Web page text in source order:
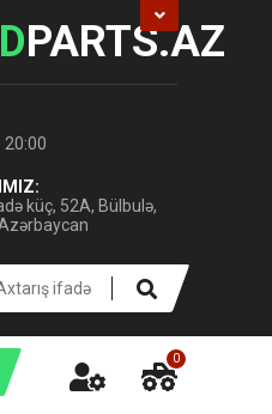
PARTS.AZ
20:00
küç, 52A, Bülbulə,
0